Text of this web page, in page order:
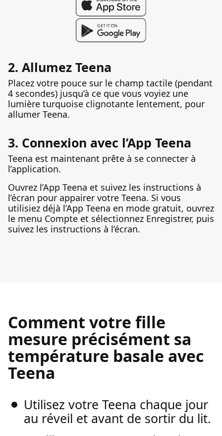
2. Allumez Teena
Placez votre pouce sur le champ tactile (pendant
4 secondes) jusqu’à ce que vous voyiez une
lumière turquoise clignotante lentement, pour
allumer Teena.
3. Connexion avec l’App Teena
Teena est maintenant prête à se connecter à
l’application.
Ouvrez l’App Teena et suivez les instructions à
l’écran pour appairer votre Teena. Si vous
utilisiez déjà l’App Teena en mode gratuit, ouvrez
le menu Compte et sélectionnez Enregistrer, puis
suivez les instructions à l’écran.
Comment votre fille
mesure précisément sa
température basale avec
Teena
Utilisez votre Teena chaque jour
au réveil et avant de sortir du lit.